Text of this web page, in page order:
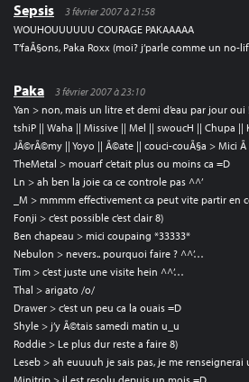
Sepsis
3 février 2007 à 21:58
WOUHOUUUUUU COURAGE PAKAAAAA
T’faÃ§ons, Paka Roxx (moi? j’parle comme un
Paka
3 février 2007 à 23:10
Yan > non, mais un litre et demi d’eau par jour
tshiP || Waha || Missive || Mel || swoucH || Chupa ||
JÃ©rÃ©my || Yoyo || Ã©ate || couci-couÃ§a > Mici
TheMetal > mouarf c’etait plus ou moins ca =D
Ln > ah ben la joie ca ce controle pas ^^’
_M > mmmm effectivement ca peut vite partir en
Fonji > c’est possible c’est clair 8)
Ben chapeau > mici coupaing *33333*
Nebulon > nevers.. pourquoi faire ? ^^’…
Tim > c’est juste une visite hein ^^’…
Thal > arigato /o/
Drawer > c’est un peu ca la ouais =D
Shyle > j’y Ã©tais samedi matin u_u
Roddie > Le plus dur reste a faire 8)
Leseb > ah euuuuh je sais pas, je me renseignerai